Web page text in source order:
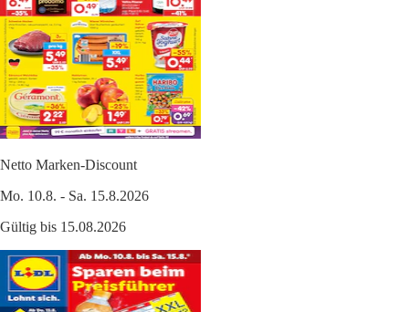
Netto Marken-Discount
Mo. 10.8. - Sa. 15.8.2026
Gültig bis 15.08.2026